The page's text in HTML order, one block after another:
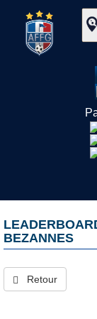
BEZANNES
Retour